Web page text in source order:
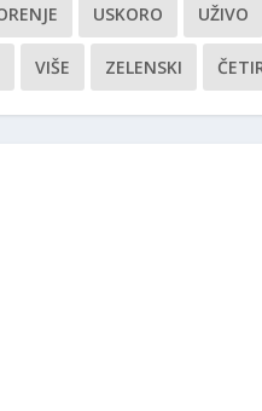
USKORO UŽIVO
VIŠE ZELENSKI